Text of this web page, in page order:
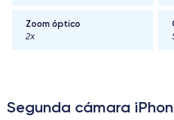
Zoom óptico
2x
Segunda cámara